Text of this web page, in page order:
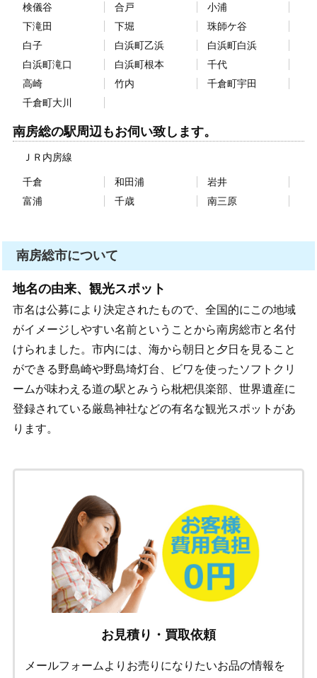
検儀谷
合戸
小浦
下滝田
下堀
珠師ケ谷
白子
白浜町乙浜
白浜町白浜
白浜町滝口
白浜町根本
千代
高崎
竹内
千倉町宇田
千倉町大川
南房総の駅周辺もお伺い致します。
ＪＲ内房線
千倉 和田浦
岩井
富浦
千歳 南三原
南房総市について
地名の由来、観光スポット
市名は公募により決定されたもので、全国的にこの地域
がイメージしやすい名前ということから南房総市と名付
けられました。市内には、海から朝日と夕日を見ること
ができる野島崎や野島埼灯台、ビワを使ったソフトクリ
ームが味わえる道の駅とみうら枇杷倶楽部、世界遺産に
登録されている厳島神社などの有名な観光スポットがあ
ります。
お見積り・買取依頼
メールフォームよりお売りになりたいお品の情報を